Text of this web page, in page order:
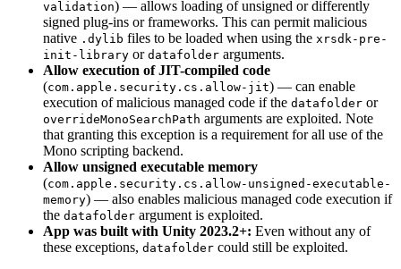
validation) — allows loading of unsigned or differently
signed plug-ins or frameworks. This can permit malicious
native .dylib files to be loaded when using the xrsdk-pre-
init-library or datafolder arguments.
Allow execution of JIT-compiled code
(com.apple.security.cs.allow-jit) — can enable
execution of malicious managed code if the datafolder or
overrideMonoSearchPath arguments are exploited. Note
that granting this exception is a requirement for all use of the
Mono scripting backend.
Allow unsigned executable memory
(com.apple.security.cs.allow-unsigned-executable-
memory) — also enables malicious managed code execution if
the datafolder argument is exploited.
App was built with Unity 2023.2+: Even without any of
these exceptions, datafolder could still be exploited.